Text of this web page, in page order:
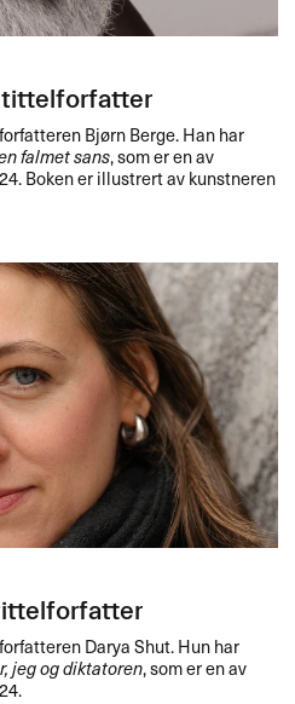
Bjørn Berge. Han har
falmet sans, som er en av
Boken er illustrert av kunstneren
Darya Shut. Hun har
jeg og diktatoren, som er en av